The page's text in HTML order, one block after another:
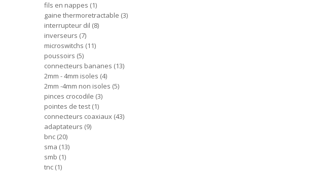
fils en nappes 1
gaine thermoretractable 3
interrupteur dil 8
inverseurs 7
microswitchs 11
poussoirs 5
connecteurs bananes 13
2mm - 4mm isoles 4
2mm -4mm non isoles 5
pinces crocodile 3
pointes de test 1
connecteurs coaxiaux 43
adaptateurs 9
bnc 20
sma 13
smb 1
tnc 1